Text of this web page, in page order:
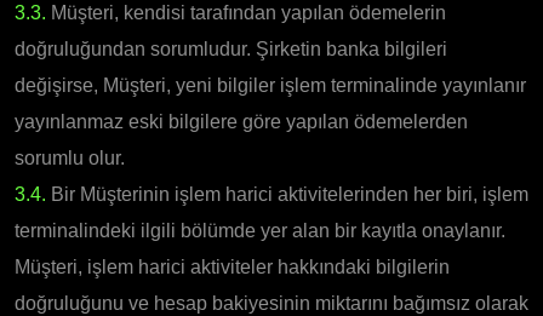
3.3. Müşteri, kendisi tarafından yapılan ödemelerin
doğruluğundan sorumludur. Şirketin banka bilgileri
değişirse, Müşteri, yeni bilgiler işlem terminalinde yayınlanır
yayınlanmaz eski bilgilere göre yapılan ödemelerden
sorumlu olur.
3.4. Bir Müşterinin işlem harici aktivitelerinden her biri, işlem
terminalindeki ilgili bölümde yer alan bir kayıtla onaylanır.
Müşteri, işlem harici aktiviteler hakkındaki bilgilerin
doğruluğunu ve hesap bakiyesinin miktarını bağımsız olarak